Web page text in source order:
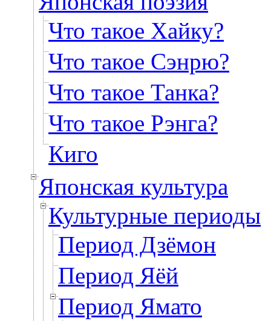
Что такое Хайку?
Что такое Сэнрю?
Что такое Танка?
Что такое Рэнга?
Киго
Японская культура
Культурные периоды
Период Дзёмон
Период Яёй
Период Ямато